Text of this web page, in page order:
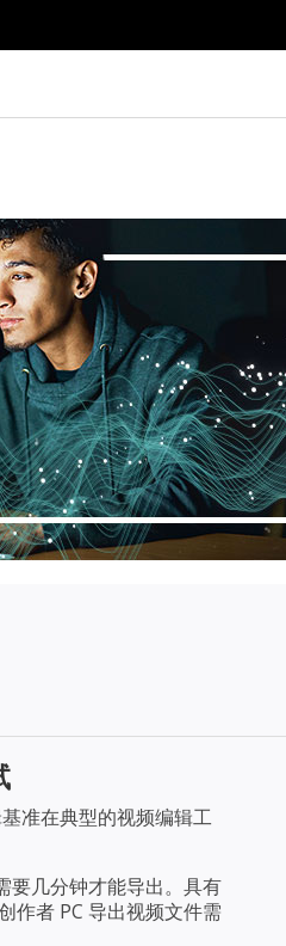
准在典型的视频编辑工
要几分钟才能导出。具有
作者 PC 导出视频文件需